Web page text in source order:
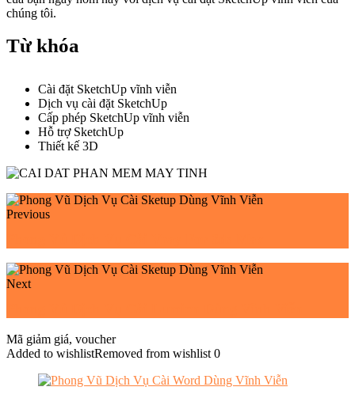
chúng tôi.
Từ khóa
Cài đặt SketchUp vĩnh viễn
Dịch vụ cài đặt SketchUp
Cấp phép SketchUp vĩnh viễn
Hỗ trợ SketchUp
Thiết kế 3D
Previous
Next
Mã giảm giá, voucher
Added to wishlistRemoved from wishlist 0